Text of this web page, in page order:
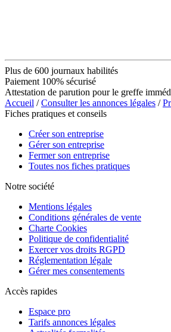
Plus de 600 journaux habilités
Paiement 100% sécurisé
Attestation de parution pour le greffe
Accueil /Consulter les annonces légales /
Fiches pratiques et conseils
Créer son entreprise
Gérer son entreprise
Fermer son entreprise
Toutes nos fiches pratiques
Notre société
Mentions légales
Conditions générales de vente
Charte Cookies
Politique de confidentialité
Exercer vos droits RGPD
Réglementation légale
Gérer mes consentements
Accès rapides
Espace pro
Tarifs annonces légales